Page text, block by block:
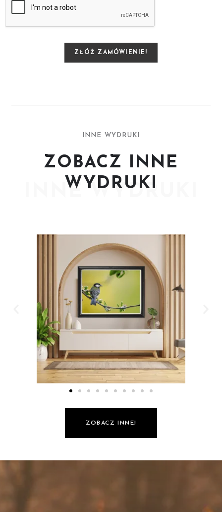
ZŁÓŻ ZAMÓWIENIE!
INNE WYDRUKI
ZOBACZ INNE
WYDRUKI
INNE WYDRUKI
ZOBACZ INNE!